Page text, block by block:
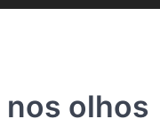
olhos